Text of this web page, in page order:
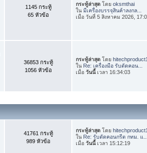
1145 กระทู้
65 หัวข้อ
กระทู้ล่าสุด โดยoksmthai
ในมีเครื่องบรรจุสินค้าลงกล...
เมื่อ วันที่ 5 สิงหาคม 2026,
36853 กระทู้
1056 หัวข้อ
กระทู้ล่าสุด โดยhitechproduct1
ใน Re: เครื่องมือ รับตัดคอน...
เมื่อวันนี้เวลา 16:34:03
41761 กระทู้
989 หัวข้อ
กระทู้ล่าสุด โดยhitechproduct1
ใน Re: รับตัดคอนกรีต กทม. แ...
เมื่อวันนี้เวลา 15:12:19